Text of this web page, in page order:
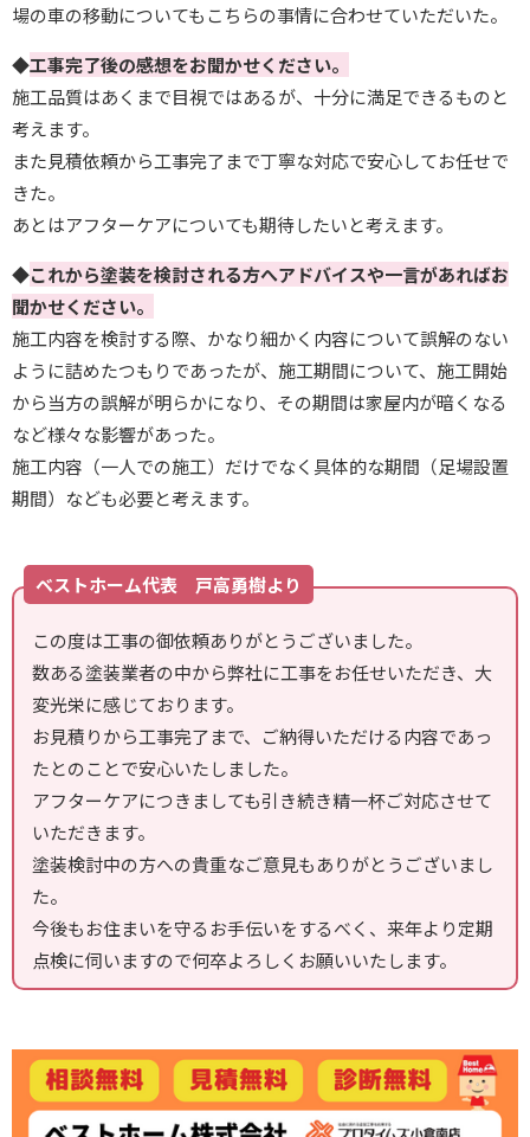
場の車の移動についてもこちらの事情に合わせていただいた。
◆工事完了後の感想をお聞かせください。
施工品質はあくまで目視ではあるが、十分に満足できるものと
考えます。
また見積依頼から工事完了まで丁寧な対応で安心してお任せで
きた。
あとはアフターケアについても期待したいと考えます。
◆これから塗装を検討される方へアドバイスや一言があればお
聞かせください。
施工内容を検討する際、かなり細かく内容について誤解のない
ように詰めたつもりであったが、施工期間について、施工開始
から当方の誤解が明らかになり、その期間は家屋内が暗くなる
など様々な影響があった。
施工内容（一人での施工）だけでなく具体的な期間（足場設置
期間）なども必要と考えます。
ベストホーム代表 戸高勇樹より
この度は工事の御依頼ありがとうございました。
数ある塗装業者の中から弊社に工事をお任せいただき、大
変光栄に感じております。
お見積りから工事完了まで、ご納得いただける内容であっ
たとのことで安心いたしました。
アフターケアにつきましても引き続き精一杯ご対応させて
いただきます。
塗装検討中の方への貴重なご意見もありがとうございまし
た。
今後もお住まいを守るお手伝いをするべく、来年より定期
点検に伺いますので何卒よろしくお願いいたします。